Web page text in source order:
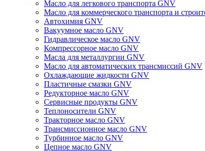
Масло для легкового транспорта GNV
Масло для коммерческого транспорта и
Автохимия GNV
Вакуумное масло GNV
Гидравлическое масло GNV
Компрессорное масло GNV
Масла для металлургии GNV
Масло для автоматических трансмиссий GNV
Охлаждающие жидкости GNV
Пластичные смазки GNV
Редукторное масло GNV
Сервисные продукты GNV
Теплоносители GNV
Тракторное масло GNV
Трансмиссионное масло GNV
Турбинное масло GNV
Цепное масло GNV